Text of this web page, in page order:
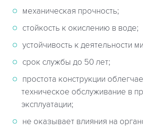
механическая прочность;
стойкость к окислению в воде;
устойчивость к деятельности
срок службы до 50 лет;
простота конструкции
техническое обслуживание в
эксплуатации;
не оказывает влияния на